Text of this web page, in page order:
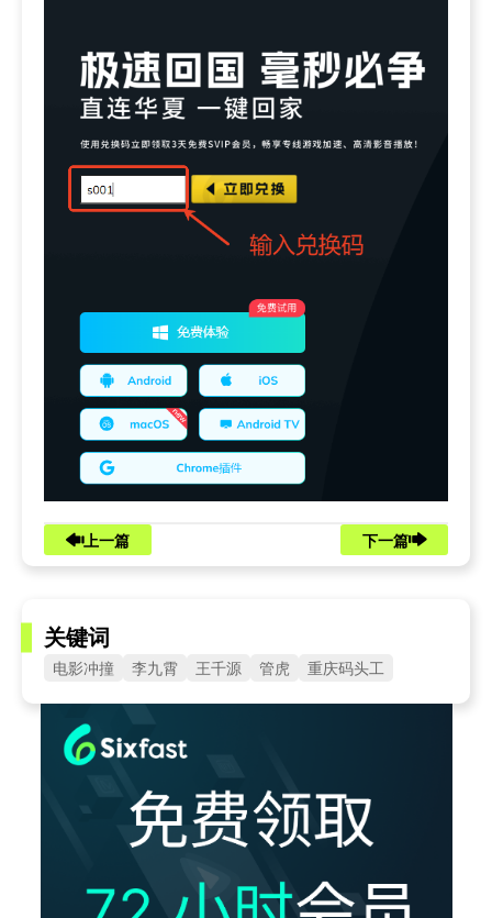
上一篇 下一篇
关键词
电影冲撞 李九霄 王千源 管虎 重庆码头工